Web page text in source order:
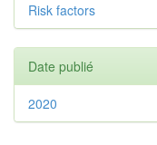
Risk factors
Date publié
2020